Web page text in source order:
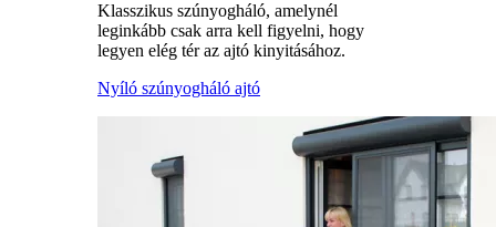
Klasszikus szúnyogháló, amelynél
leginkább csak arra kell figyelni, hogy
legyen elég tér az ajtó kinyitásához.
Nyíló szúnyogháló ajtó